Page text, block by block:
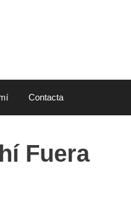
Contacta
Fuera